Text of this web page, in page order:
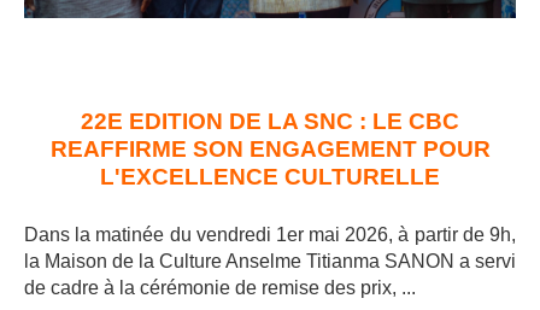
22E EDITION DE LA SNC : LE CBC
REAFFIRME SON ENGAGEMENT POUR
L'EXCELLENCE CULTURELLE
Dans la matinée du vendredi 1er mai 2026, à partir de 9h,
la Maison de la Culture Anselme Titianma SANON a servi
de cadre à la cérémonie de remise des prix, ...